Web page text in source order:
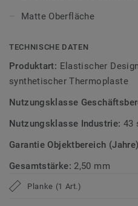
Betondekoren im Planken-
natürliche Optik sorgt.
Erfahren Sie mehr über
Matte Oberfläche
TECHNISCHE DATEN
Produktart: Elastischer
synthetischer Thermoplaste
Nutzungsklasse
Nutzungsklasse Industrie: 43
Garantie Objektbereich
Gesamtstärke: 2,50 mm
Planke (1 Art.)